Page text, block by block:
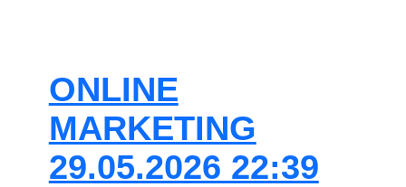
ONLINE
MARKETING
29.05.2026 22:39